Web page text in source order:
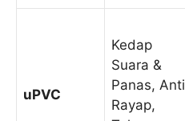
uPVC
Kedap
Suara &
Panas, Anti
Rayap,